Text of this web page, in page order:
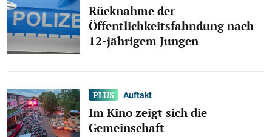
Rücknahme der
Öffentlichkeitsfahndung nach
12-jährigem Jungen
Auftakt
Im Kino zeigt sich die
Gemeinschaft